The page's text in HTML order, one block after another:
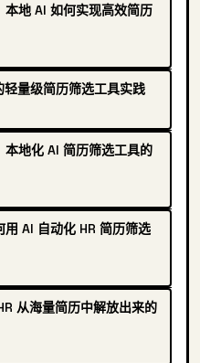
地 AI 如何实现高效简历
量级简历筛选工具实践
地化 AI 简历筛选工具的
AI 自动化 HR 简历筛选
从海量简历中解放出来的